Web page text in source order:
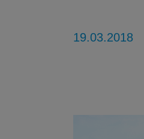
19.03.2018